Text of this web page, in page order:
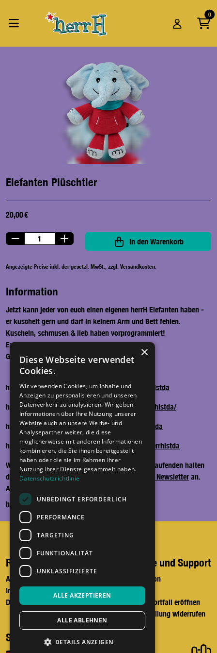
0
Produkte
Elefanten Plüschtier
Elefanten Plüschtier
20,00 €
In den Warenkorb
Angezeigte Preise inkl. der gesetzl. MwSt., zzgl. Versandkosten.
Information
Jetzt kann jeder von euch einen eigenen herrH Elefanten haben -
er kuschelt gern und darf in keinem Arm und Bett fehlen.
Kuscheln, schmusen & lieb haben vorprogrammiert!
Exklusiv bei herrH erhältlich.
Größe ca. 20 cm.
herrH auf Facebook –www.facebook.com/herrHistda
herrH auf Instagram –www.instagram.com/herrhistda/
herrH auf YouTube –www.youtube.com/herrHistda
herrH auf TikTok – https://www.tiktok.com/@herrhistda
Wir würden uns freuen, wenn wir dich auf dem Laufenden halten
dürfen - melde dich ganz einfach hier zum
herrH Newsletteran.
Anbieter*in
herrH | Merchandise
Recht und Ordnung
AGB
Impressum
Datenschutz
Hilfe und Support
Telefon
Mail
Supportfall eröffnen
Bestellung widerrufen
Sprache
×
Diese Webseite verwendet
Cookies.
Wir verwenden Cookies, um Inhalte und
Anzeigen zu personalisieren und unseren
Datenverkehr zu analysieren. Wir geben
Informationen über Ihre Nutzung unserer
Website auch an unsere Werbe- und
Analysepartner weiter, die diese
möglicherweise mit anderen Informationen
kombinieren, die Sie ihnen bereitgestellt
haben oder die sie im Rahmen Ihrer
Nutzung ihrer Dienste gesammelt haben.
Datenschutzrichtlinie
UNBEDINGT ERFORDERLICH
PERFORMANCE
TARGETING
FUNKTIONALITÄT
UNKLASSIFIZIERTE
ALLE AKZEPTIEREN
ALLE ABLEHNEN
DETAILS ANZEIGEN